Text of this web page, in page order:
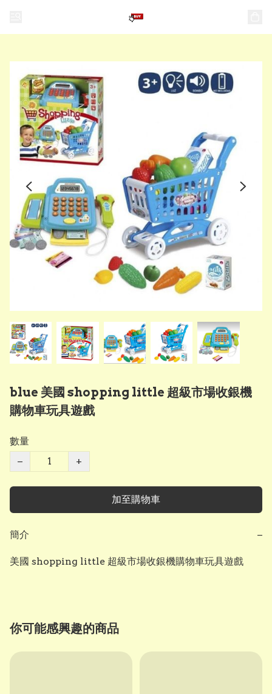
blue 美國 shopping little 超級市場收銀機
購物車玩具遊戲
數量
−
+
加至購物車
簡介 −
美國 shopping little 超級市場收銀機購物車玩具遊戲
你可能感興趣的商品